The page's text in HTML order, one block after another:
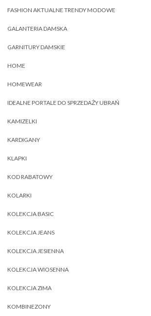
FASHION AKTUALNE TRENDY MODOWE
GALANTERIA DAMSKA
GARNITURY DAMSKIE
HOME
HOMEWEAR
IDEALNE PORTALE DO SPRZEDAŻY UBRAŃ
KAMIZELKI
KARDIGANY
KLAPKI
KOD RABATOWY
KOLARKI
KOLEKCJA BASIC
KOLEKCJA JEANS
KOLEKCJA JESIENNA
KOLEKCJA WIOSENNA
KOLEKCJA ZIMA
KOMBINEZONY